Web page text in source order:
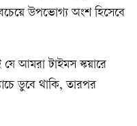
উপভোগ্য অংশ হিসেবে
আমরা টাইমস স্কয়ারে
ডুবে থাকি, তারপর